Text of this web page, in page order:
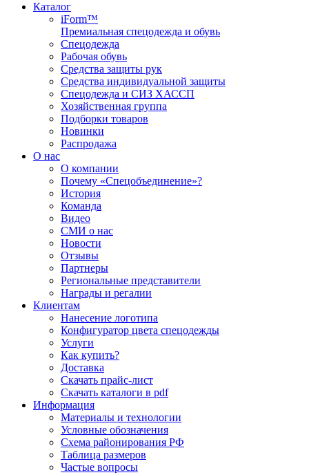
Каталог
iForm™
Премиальная спецодежда и обувь
Спецодежда
Рабочая обувь
Средства защиты рук
Средства индивидуальной защиты
Спецодежда и СИЗ ХАССП
Хозяйственная группа
Подборки товаров
Новинки
Распродажа
О нас
О компании
Почему «Спецобъединение»?
История
Команда
Видео
СМИ о нас
Новости
Отзывы
Партнеры
Региональные представители
Награды и регалии
Клиентам
Нанесение логотипа
Конфигуратор цвета спецодежды
Услуги
Как купить?
Доставка
Скачать прайс-лист
Скачать каталоги в pdf
Информация
Материалы и технологии
Условные обозначения
Схема районирования РФ
Таблица размеров
Частые вопросы